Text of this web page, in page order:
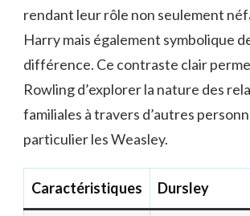
rendant leur rôle non seulement
Harry mais également symbolique
différence. Ce contraste clair
Rowling d’explorer la nature des
familiales à travers d’autres
particulier les Weasley.
Caractéristiques Dursley